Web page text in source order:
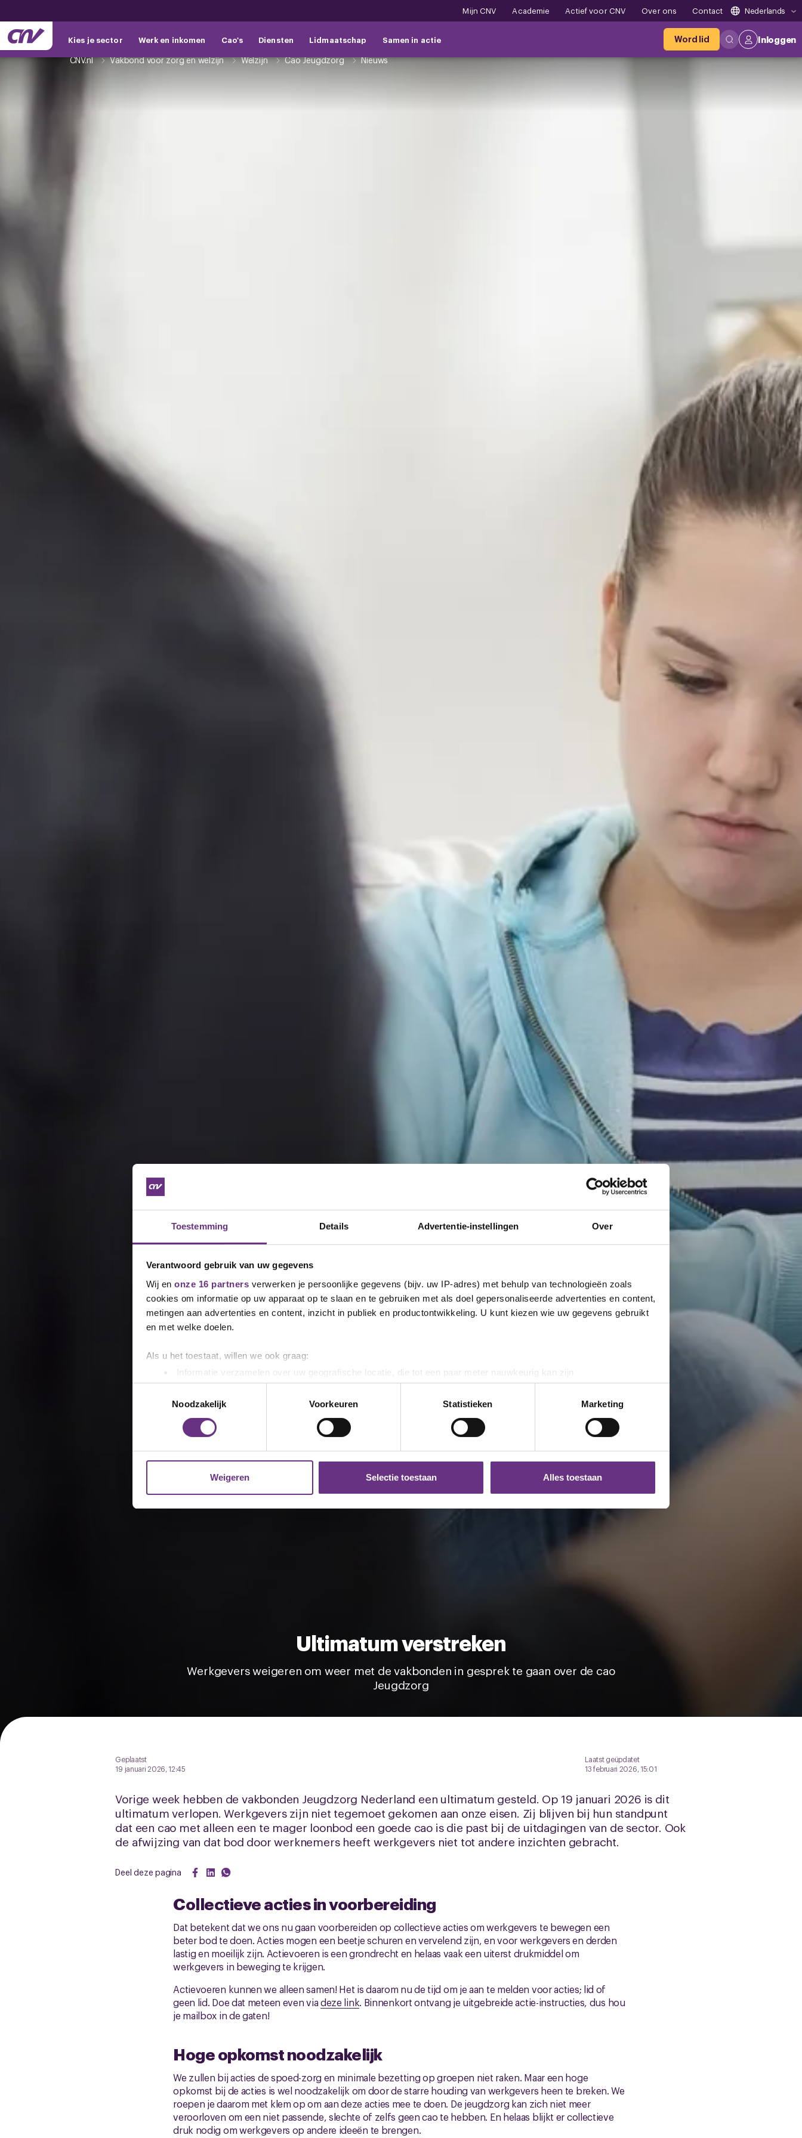
Toestemming Details Advertentie-instellingen Over
Verantwoord gebruik van uw gegevens
Wij en onze 16 partners verwerken je persoonlijke gegevens (bijv. uw IP-adres) met behulp van technologieën zoals
cookies om informatie op uw apparaat op te slaan en te gebruiken met als doel gepersonaliseerde advertenties en content,
metingen aan advertenties en content, inzicht in publiek en productontwikkeling. U kunt kiezen wie uw gegevens gebruikt
en met welke doelen.
Als u het toestaat, willen we ook graag:
Informatie verzamelen over uw geografische locatie, die tot een paar meter nauwkeurig kan zijn
Uw apparaat identificeren door het actief te scannen op specifieke eigenschappen (fingerprinting)
Lees meer over hoe uw persoonlijke gegevens worden verwerkt en stel uw voorkeuren in het
detailgedeeltein. U kunt uw
toestemming op elk moment wijzigen of intrekken in de Cookieverklaring.
websiteverkeer te analyseren. Ook delen we informatie over uw gebruik van onze site met onze partners voor social
media, adverteren en analyse. Deze partners kunnen deze gegevens combineren met andere informatie die u aan ze heeft
of door te klikken op het ronde
Noodzakelijk
Voorkeuren Statistieken Marketing
Weigeren Selectie toestaan Alles toestaan
Mijn CNV Academie Actief voor CNV Over ons Contact Nederlands
Kies je sector Werk en inkomen Cao's Diensten Lidmaatschap Samen in actie Word lid
Inloggen
CNV.nl
Vakbond voor zorg en welzijn Welzijn Cao Jeugdzorg Nieuws
Ultimatum verstreken
Werkgevers weigeren om weer met de vakbonden in gesprek te gaan over de cao
Jeugdzorg
Geplaatst
19 januari 2026, 12:45
Laatst geüpdatet
13 februari 2026, 15:01
Vorige week hebben de vakbonden Jeugdzorg Nederland een ultimatum gesteld. Op 19 januari 2026 is dit
ultimatum verlopen. Werkgevers zijn niet tegemoet gekomen aan onze eisen. Zij blijven bij hun standpunt
dat een cao met alleen een te mager loonbod een goede cao is die past bij de uitdagingen van de sector. Ook
de afwijzing van dat bod door werknemers heeft werkgevers niet tot andere inzichten gebracht.
Deel deze pagina
Collectieve acties in voorbereiding
Dat betekent dat we ons nu gaan voorbereiden op collectieve acties om werkgevers te bewegen een
beter bod te doen. Acties mogen een beetje schuren en vervelend zijn, en voor werkgevers en derden
lastig en moeilijk zijn. Actievoeren is een grondrecht en helaas vaak een uiterst drukmiddel om
werkgevers in beweging te krijgen.
Actievoeren kunnen we alleen samen! Het is daarom nu de tijd om je aan te melden voor acties; lid of
geen lid. Doe dat meteen even viadeze link. Binnenkort ontvang je uitgebreide actie-instructies, dus hou
je mailbox in de gaten!
Hoge opkomst noodzakelijk
We zullen bij acties de spoed-zorg en minimale bezetting op groepen niet raken. Maar een hoge
opkomst bij de acties is wel noodzakelijk om door de starre houding van werkgevers heen te breken. We
roepen je daarom met klem op om aan deze acties mee te doen. De jeugdzorg kan zich niet meer
veroorloven om een niet passende, slechte of zelfs geen cao te hebben. En helaas blijkt er collectieve
druk nodig om werkgevers op andere ideeën te brengen.